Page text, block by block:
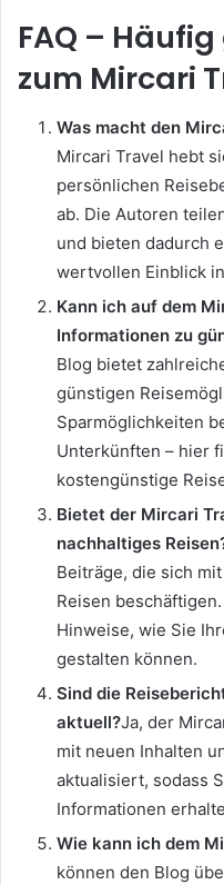
FAQ –
zum Mircari
Was macht den
Mircari Travel hebt
persönlichen
ab. Die Autoren
und bieten dadurch
wertvollen Einblick
Kann ich auf dem
Informationen zu
Blog bietet
günstigen
Sparmöglichkeiten
Unterkünften – hier
kostengünstige
Bietet der Mircari
nachhaltiges
Beiträge, die sich
Reisen
Hinweise, wie Sie
gestalten können.
Sind die
aktuell?Ja, der
mit neuen Inhalten
aktualisiert, sodass
Informationen
Wie kann ich dem
können den Blog